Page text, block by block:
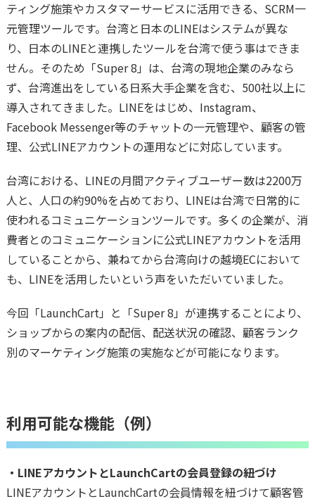
ティング施策やカスタマーサービスに活用できる、SCRM一
元管理ツールです。台湾と日本のLINEはシステムが異な
り、日本のLINEと連携したツールを台湾で使う事はできま
せん。そのため「Super 8」は、台湾の現地企業のみなら
ず、台湾進出をしている日系大手企業を含む、500社以上に
導入されてきました。LINEをはじめ、Instagram、
Facebook Messenger等のチャットの一元管理や、顧客の管
理、公式LINEアカウントの運用などに対応しています。
台湾における、LINEの月間アクティブユーザー数は2200万
人と、人口の約90%を占めており、LINEは台湾で日常的に
使われるコミュニケーションツールです。多くの企業が、消
費者とのコミュニケーションに公式LINEアカウントを活用
していることから、兼ねてから台湾向けの越境ECにおいて
も、LINEを活用したいという声をいただいていました。
今回「LaunchCart」と「Super 8」が連携することにより、
ショップからの案内の配信、配送状況の確認、顧客ランク
別のマーケティング施策の実施などが可能になります。
利用可能な機能（例）
・LINEアカウントとLaunchCartの会員登録の紐づけ
LINEアカウントとLaunchCartの会員情報を紐づけて顧客管